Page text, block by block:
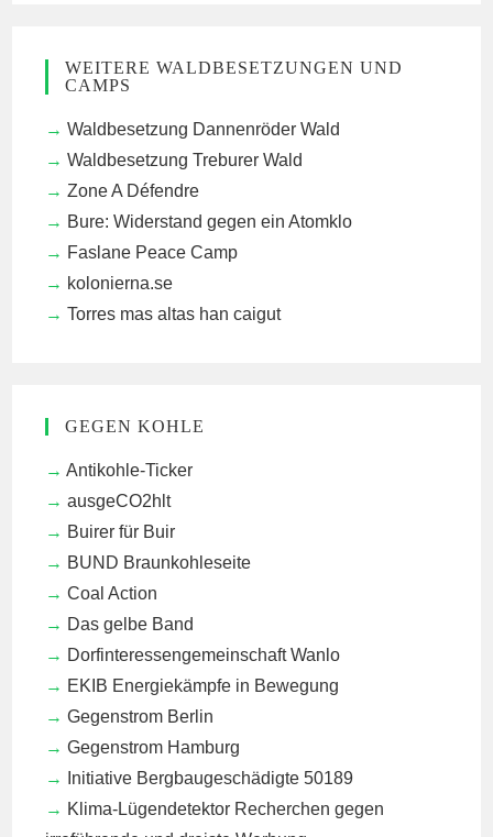
WEITERE WALDBESETZUNGEN UND
CAMPS
Waldbesetzung Dannenröder Wald
Waldbesetzung Treburer Wald
Zone A Défendre
Bure: Widerstand gegen ein Atomklo
Faslane Peace Camp
kolonierna.se
Torres mas altas han caigut
GEGEN KOHLE
Antikohle-Ticker
ausgeCO2hlt
Buirer für Buir
BUND Braunkohleseite
Coal Action
Das gelbe Band
Dorfinteressengemeinschaft Wanlo
EKIB Energiekämpfe in Bewegung
Gegenstrom Berlin
Gegenstrom Hamburg
Initiative Bergbaugeschädigte 50189
Klima-Lügendetektor Recherchen gegen